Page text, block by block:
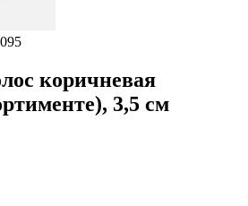
коричневая
3,5 см